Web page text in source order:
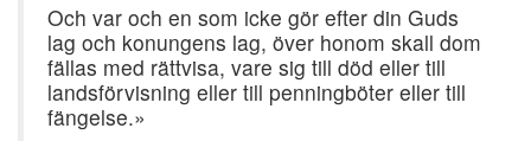
Och var och en som icke gör efter din Guds
lag och konungens lag, över honom skall dom
fällas med rättvisa, vare sig till död eller till
landsförvisning eller till penningböter eller till
fängelse.»